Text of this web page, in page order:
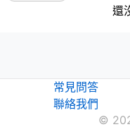
還
常見問答
聯絡我們
©